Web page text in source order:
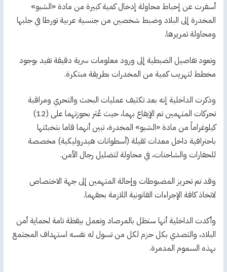
أسفرت عن إحباط محاولة إدخال كمية كبيرة من مادة «الشبو»
المخدرة إلى البلاد وضبط شخصين من جنسية عربية تورطا في جلبها
ومحاولة تمريرها.
وتعود تفاصيل الضبطية إلى ورود معلومات سرية دقيقة تفيد بوجود
مخطط لتهريب كمية من المخدرات بطريقة مبتكرة.
وذكرت الداخلية إنه بعد تكثيف عمليات البحث والتحري ومراقبة
تحركات المتهمين تم الإيقاع بهما، حيث عُثر بحوزتهما على (12)
كيلوغراماً من مادة «الشبو» المخدرة، تبين أنهما قاما بتخبئتها
باحترافية داخل معدات ثقيلة (أسطوانات هيدروليكية) مخصصة
للحفارات والشاحنات، في محاولة لتضليل رجال الأمن.
وقد تم تحريز المضبوطات وإحالة المتهمين إلى جهة الاختصاص
لاتخاذ كافة الإجراءات القانونية اللازمة بحقهما.
وأكدت الداخلية أنها ستظل بالمرصاد وتعمل بيقظة تامة لحماية أمن
البلاد، والتصدي بكل حزم لكل من تسول له نفسه استهداف المجتمع
بهذه السموم المدمرة.